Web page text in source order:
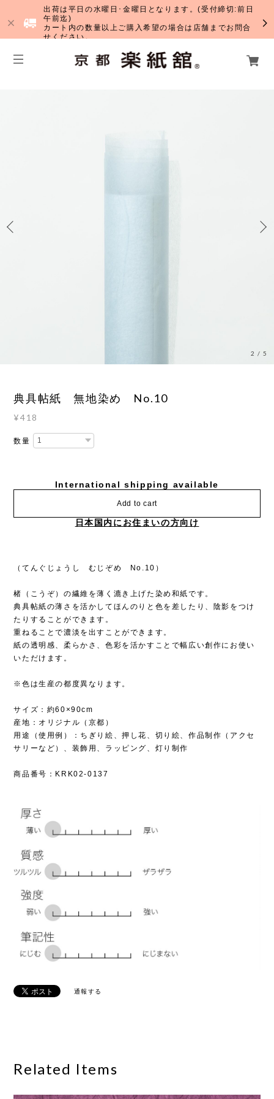
出荷は平日の水曜日･金曜日となります。(受付締切:前日
午前迄)
カート内の数量以上ご購入希望の場合は店舗までお問合
せください。
2 /5
典具帖紙 無地染め No.10
¥418
数量
International shipping available
Add to cart
日本国内にお住まいの方向け
（てんぐじょうし むじぞめ No.10）
楮（こうぞ）の繊維を薄く漉き上げた染め和紙です。
典具帖紙の薄さを活かしてほんのりと色を差したり、陰影をつけ
たりすることができます。
重ねることで濃淡を出すことができます。
紙の透明感、柔らかさ、色彩を活かすことで幅広い創作にお使い
いただけます。
※色は生産の都度異なります。
サイズ：約60×90cm
産地：オリジナル（京都）
用途（使用例）：ちぎり絵、押し花、切り絵、作品制作（アクセ
サリーなど）、装飾用、ラッピング、灯り制作
商品番号：KRK02-0137
通報する
Related Items